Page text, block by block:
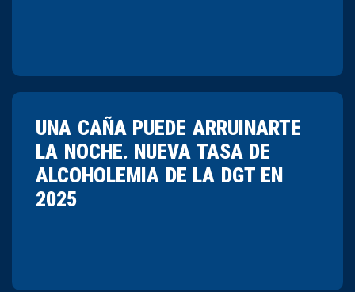
UNA CAÑA PUEDE ARRUINARTE
LA NOCHE. NUEVA TASA DE
ALCOHOLEMIA DE LA DGT EN
2025